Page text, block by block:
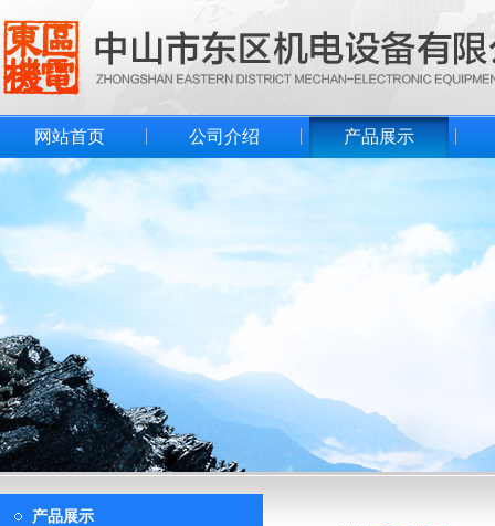
网站首页 公司介绍 产品展示
产品展示